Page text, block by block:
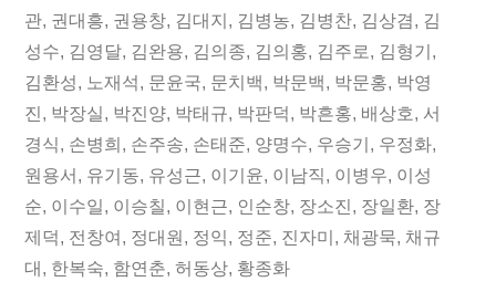
일
오
늘
의
독
립
운
됨:
그:
관, 권대흥, 권용창, 김대지 , 김병농, 김병찬, 김상겸, 김
성수, 김영달, 김완용, 김의종, 김의홍, 김주로, 김형기 ,
김환성, 노재석, 문윤국, 문치백, 박문백, 박문홍, 박영
진 , 박장실, 박진양, 박태규, 박판덕, 박흔홍, 배상호, 서
경식, 손병희 , 손주송, 손태준, 양명수, 우승기 , 우정화,
원용서 , 유기동, 유성근, 이기윤, 이남직, 이병우, 이성
순, 이수일, 이승칠, 이현근, 인순창, 장소진 , 장일환, 장
제덕, 전창여 , 정대원 , 정익, 정준, 진자미 , 채광묵, 채규
대 , 한복숙, 함연춘, 허동상, 황종화